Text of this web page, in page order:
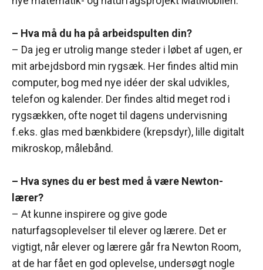
– Hva må du ha på arbeidspulten din?
– Da jeg er utrolig mange steder i løbet af ugen, er
mit arbejdsbord min rygsæk. Her findes altid min
computer, bog med nye idéer der skal udvikles,
telefon og kalender. Der findes altid meget rod i
rygsækken, ofte noget til dagens undervisning
f.eks. glas med bænkbidere (krepsdyr), lille digitalt
mikroskop, målebånd.
– Hva synes du er best med å være Newton-
lærer?
– At kunne inspirere og give gode
naturfagsoplevelser til elever og lærere. Det er
vigtigt, når elever og lærere går fra Newton Room,
at de har fået en god oplevelse, undersøgt nogle